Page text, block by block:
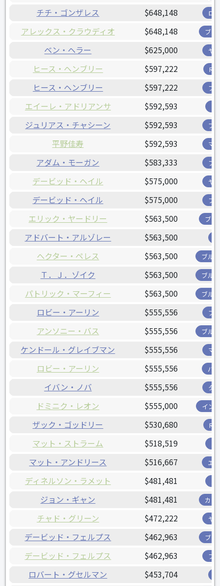
チチ・ゴンザレス $648,148 ロ
アレックス・クラウディオ $648,148 ブリ
ベン・ヘラー $625,000 ヤ
ヒース・ヘンブリー $597,222 R
ヒース・ヘンブリー $597,222 フ
エイーレ・アドリアンサ $592,593
ジュリアス・チャシーン $592,593 ブ
平野佳寿 $592,593 マ
アダム・モーガン $583,333 フ
デービッド・ヘイル $575,000 ヤ
デービッド・ヘイル $575,000 フ
エリック・ヤードリー $563,500 ブリ
アドバート・アルゾレー $563,500
へクター・ペレス $563,500 ブル
Ｔ．Ｊ．ゾイク $563,500 ブル
パトリック・マーフィー $563,500 ブル
ロビー・アーリン $555,556 ブ
アンソニー・バス $555,556 ブル
ケンドール・グレイブマン $555,556 マ
ロビー・アーリン $555,556 パ
イバン・ノバ $555,556 タ
ドミニク・レオン $555,000 イン
ザック・ゴッドリー $530,680 R
マット・ストラーム $518,519
マット・アンドリース $516,667 エ
ディネルソン・ラメット $481,481
ジョン・ギャン $481,481 カー
チャド・グリーン $472,222 ヤ
デービッド・フェルプス $462,963 ブリ
デービッド・フェルプス $462,963 フ
ロバート・グセルマン $453,704